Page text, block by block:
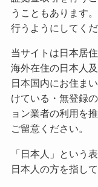
うこともあります
行うようにしてくだ
当サイトは日本居
海外在住の日本人
日本国内にお住ま
けている・無登録
ョン業者の利用を
ご留意ください。
「日本人」という
日本人の方を指して